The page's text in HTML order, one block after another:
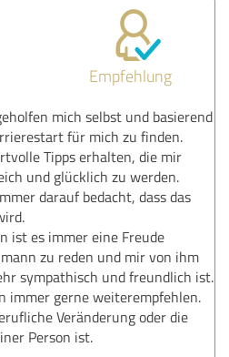
Empfehlung
mich selbst und basierend
für mich zu finden.
Tipps erhalten, die mir
und glücklich zu werden.
darauf bedacht, dass das
ist es immer eine Freude
zu reden und mir von ihm
sympathisch und freundlich ist.
immer gerne weiterempfehlen.
Veränderung oder die
Person ist.